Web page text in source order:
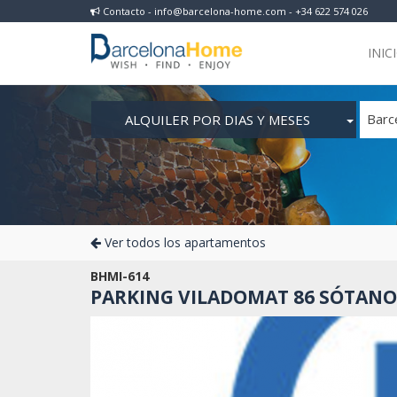
Contacto - info@barcelona-home.com - +34 622 574 026
ALQUILER POR DIAS Y MESES
Ver todos los apartamentos
BHMI-614
PARKING VILADOMAT 86